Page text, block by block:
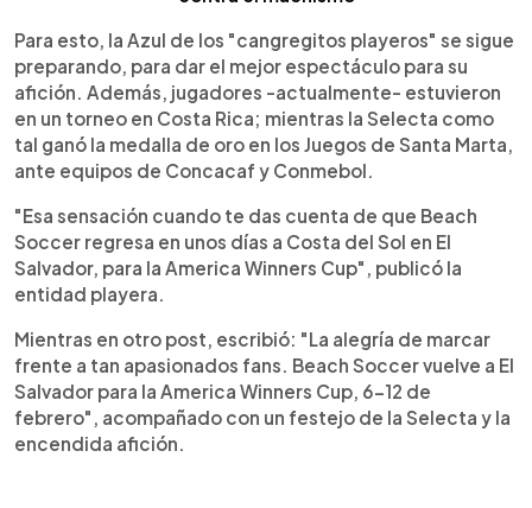
Para esto, la Azul de los "cangregitos playeros" se sigue
preparando, para dar el mejor espectáculo para su
afición. Además, jugadores -actualmente- estuvieron
en un torneo en Costa Rica; mientras la Selecta como
tal ganó la medalla de oro en los Juegos de Santa Marta,
ante equipos de Concacaf y Conmebol.
"Esa sensación cuando te das cuenta de que Beach
Soccer regresa en unos días a Costa del Sol en El
Salvador, para la America Winners Cup", publicó la
entidad playera.
Mientras en otro post, escribió: "La alegría de marcar
frente a tan apasionados fans. Beach Soccer vuelve a El
Salvador para la America Winners Cup, 6-12 de
febrero", acompañado con un festejo de la Selecta y la
encendida afición.